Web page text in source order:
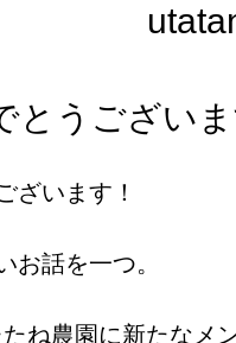
うございま
ざいます！
お話を一つ。
ね農園に新たなメ